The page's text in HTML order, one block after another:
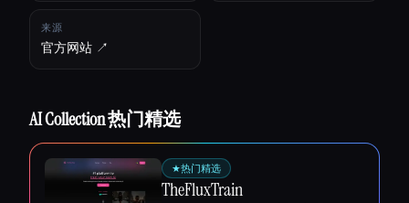
来源
官方网站 ↗︎
AI Collection 热门精选
★热门精选
TheFluxTrain